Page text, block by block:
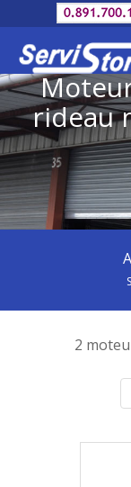
rideau
2